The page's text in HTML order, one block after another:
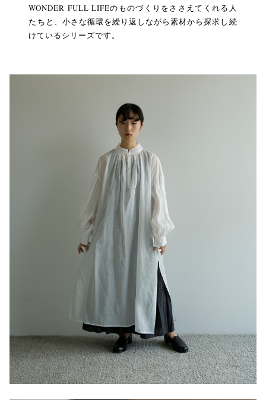
WONDER FULL LIFEのものづくりをささえてくれる人
たちと、小さな循環を繰り返しながら素材から探求し続
けているシリーズです。